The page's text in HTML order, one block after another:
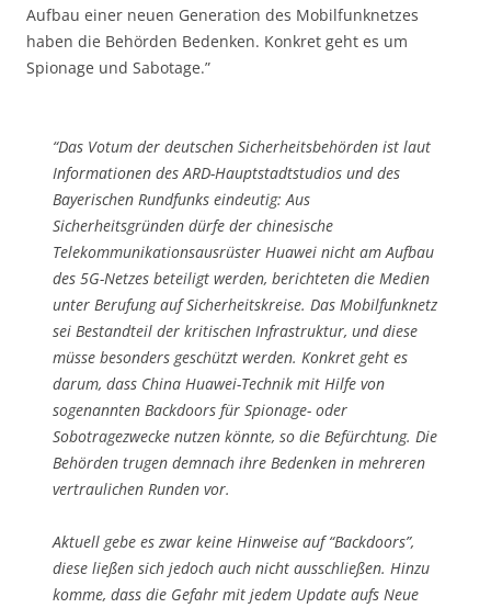
Aufbau einer neuen Generation des Mobilfunknetzes
haben die Behörden Bedenken. Konkret geht es um
Spionage und Sabotage.”
“Das Votum der deutschen Sicherheitsbehörden ist laut
Informationen des ARD-Hauptstadtstudios und des
Bayerischen Rundfunks eindeutig: Aus
Sicherheitsgründen dürfe der chinesische
Telekommunikationsausrüster Huawei nicht am Aufbau
des 5G-Netzes beteiligt werden, berichteten die Medien
unter Berufung auf Sicherheitskreise. Das Mobilfunknetz
sei Bestandteil der kritischen Infrastruktur, und diese
müsse besonders geschützt werden. Konkret geht es
darum, dass China Huawei-Technik mit Hilfe von
sogenannten Backdoors für Spionage- oder
Sobotragezwecke nutzen könnte, so die Befürchtung. Die
Behörden trugen demnach ihre Bedenken in mehreren
vertraulichen Runden vor.
Aktuell gebe es zwar keine Hinweise auf “Backdoors”,
diese ließen sich jedoch auch nicht ausschließen. Hinzu
komme, dass die Gefahr mit jedem Update aufs Neue